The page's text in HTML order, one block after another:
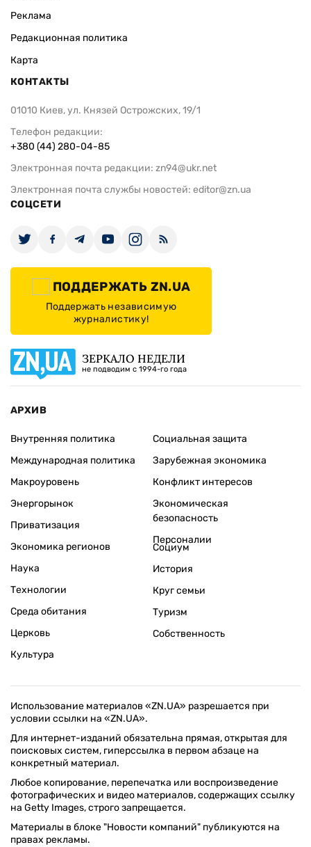
Реклама
Редакционная политика
Карта
КОНТАКТЫ
01010 Киев, ул. Князей Острожских, 19/1
Телефон редакции:
+380 (44) 280-04-85
Электронная почта редакции: zn94@ukr.net
Электронная почта службы новостей: editor@zn.ua
СОЦСЕТИ
ПОДДЕРЖАТЬ ZN.UA
Поддержать независимую
журналистику!
ЗЕРКАЛО НЕДЕЛИ
не подводим с 1994-го года
АРХИВ
Внутренняя политика
Международная политика
Макроуровень
Энергорынок
Приватизация
Экономика регионов
Социальная защита
Зарубежная экономика
Конфликт интересов
Экономическая
безопасность
Персоналии
Наука
Технологии
Среда обитания
Церковь
Культура
Социум
История
Круг семьи
Туризм
Собственность
Использование материалов «ZN.UA» разрешается при
условии ссылки на «ZN.UA».
Для интернет-изданий обязательна прямая, открытая для
поисковых систем, гиперссылка в первом абзаце на
конкретный материал.
Любое копирование, перепечатка или воспроизведение
фотографических и видео материалов, содержащих ссылку
на Getty Images, строго запрещается.
Материалы в блоке "Новости компаний" публикуются на
правах рекламы.